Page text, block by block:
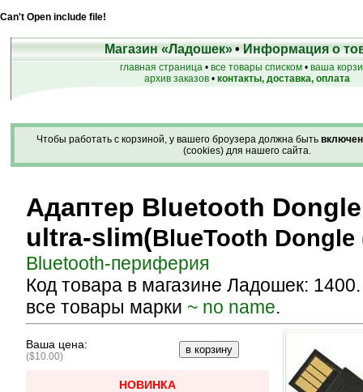
Can't Open include file!
Магазин «Ладошек»•Информация о
главная страница• все товары списком• ваша
архив заказов• контакты, доставка, оплата
Чтобы работать с корзиной, у вашего броузера должна быть
(cookies) для нашего сайта.
Адаптер Bluetooth
ultra-slim(BlueTooth Dongle
Bluetooth-периферия
Код товара в магазине Ладошек:
все товары марки ~ no name.
Ваша цена:
($10.00)
НОВИНКА